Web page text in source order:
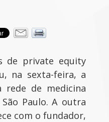
de private equity
na sexta-feira, a
rede de medicina
Paulo. A outra
com o fundador,